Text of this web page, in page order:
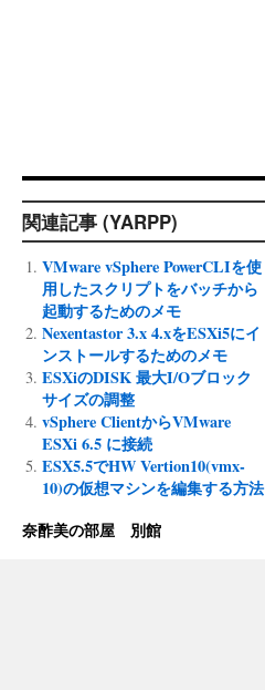
関連記事 (YARPP)
VMware vSphere PowerCLIを使
用したスクリプトをバッチから
起動するためのメモ
Nexentastor 3.x 4.xをESXi5にイ
ンストールするためのメモ
ESXiのDISK 最大I/Oブロック
サイズの調整
vSphere ClientからVMware
ESXi 6.5 に接続
ESX5.5でHW Vertion10(vmx-
10)の仮想マシンを編集する方法
奈酢美の部屋 別館